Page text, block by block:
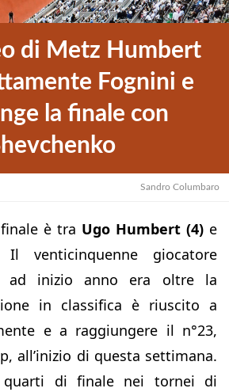
di Metz Humbert
Fognini e
la finale con
Sandro Columbaro
è tra Ugo Humbert (4) e
venticinquenne giocatore
ad inizio anno era oltre la
in classifica è riuscito a
e a raggiungere il n°23,
all’inizio di questa settimana.
di finale nei tornei di